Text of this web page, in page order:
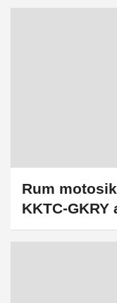
Rum
KKTC-GKRY
kapılarında